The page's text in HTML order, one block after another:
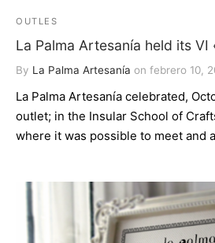
OUTLES
La Palma Artesanía held its VI
By La Palma Artesanía on febrero 10,
La Palma Artesanía celebrated,
outlet; in the Insular School of
where it was possible to meet and